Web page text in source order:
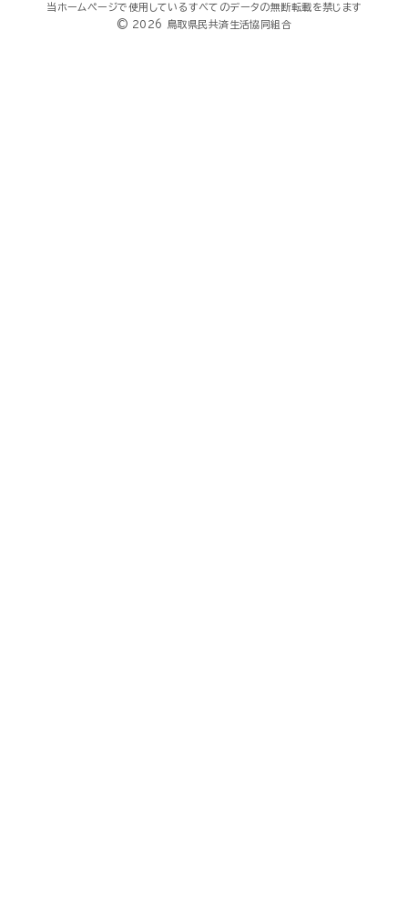
当ホームページで使用しているすべてのデータの無断転載を禁じます
© 2026 鳥取県民共済生活協同組合